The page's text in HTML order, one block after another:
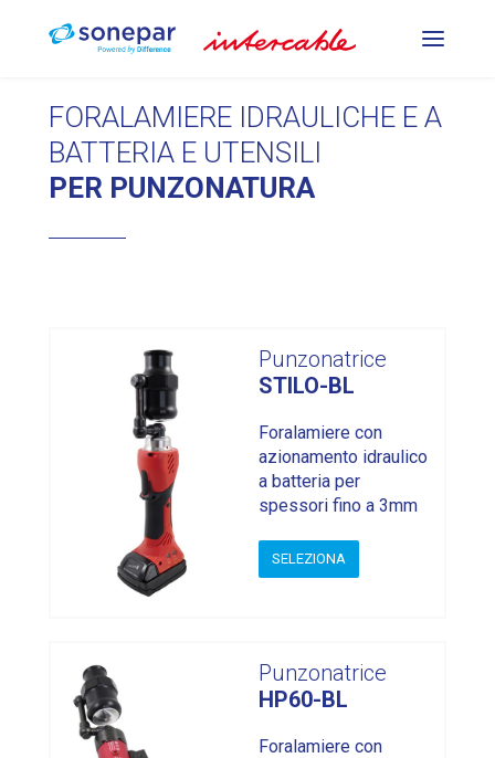
PREUTENSILI PER LA
COMPRESSIONE
UTENSILI DA TAGLIO
FR IT
FORALAMIERE IDRAULICHE E A
BATTERIA E UTENSILI
PER PUNZONATURA
Punzonatrice
STILO-BL
Foralamiere con
azionamento idraulico
a batteria per
spessori fino a 3mm
SELEZIONA
Punzonatrice
HP60-BL
Foralamiere con